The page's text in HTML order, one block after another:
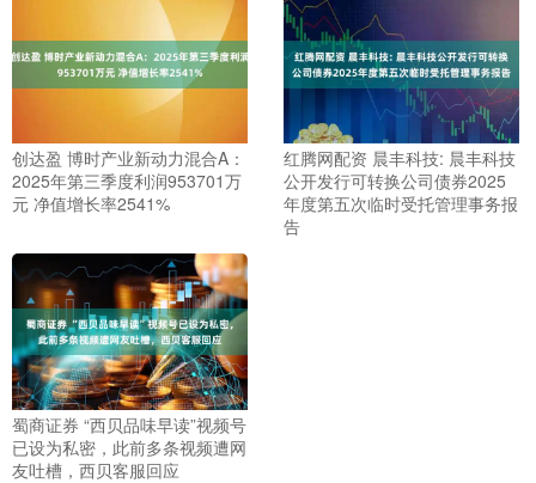
创达盈 博时产业新动力混合A：
2025年第三季度利润953701万
元 净值增长率2541%
红腾网配资 晨丰科技: 晨丰科技
公开发行可转换公司债券2025
年度第五次临时受托管理事务报
告
蜀商证券 “西贝品味早读”视频号
已设为私密，此前多条视频遭网
友吐槽，西贝客服回应